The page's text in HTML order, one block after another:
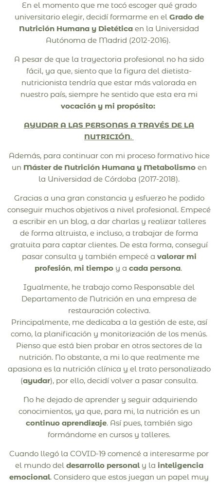
En el momento que me tocó escoger qué grado
universitario elegir, decidí formarme en elGrado de
Nutrición Humana y Dietética en la Universidad
Autónoma de Madrid (2012-2016).
A pesar de que la trayectoria profesional no ha sido
fácil, ya que, siento que la figura del dietista-
nutricionista tendría que estar más valorada en
nuestro país, siempre he sentido que esta era mi
vocación y mi propósito:
AYUDAR A LAS PERSONAS A TRAVÉS DE LA
NUTRICIÓN.
Además, para continuar con mi proceso formativo hice
un Máster de Nutrición Humana y Metabolismoen
la Universidad de Córdoba (2017-2018).
Gracias a una gran constancia y esfuerzo he podido
conseguir muchos objetivos a nivel profesional. Empecé
a escribir en un blog, a dar charlas y realizar talleres
de forma altruista, e incluso, a trabajar de forma
gratuita para captar clientes. De esta forma, conseguí
pasar consulta y también empecé a valorar mi
profesión, mi tiempoy a cada persona.
Igualmente, he trabajo como Responsable del
Departamento de Nutrición en una empresa de
restauración colectiva.
Principalmente, me dedicaba a la gestión de este, así
como, la planificación y monitorización de los menús.
Pienso que está bien probar en otros sectores de la
nutrición. No obstante, a mi lo que realmente me
apasiona es la nutrición clínica y el trato personalizado
(ayudar), por ello, decidí volver a pasar consulta.
No he dejado de aprender y seguir adquiriendo
conocimientos, ya que, para mi, la nutrición es un
continuo aprendizaje. Así pues, también sigo
formándome en cursos y talleres.
Cuando llegó la COVID-19 comencé a interesarme por
el mundo del desarrollo personal y la inteligencia
emocional. Considero que estos juegan un papel muy